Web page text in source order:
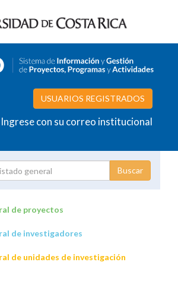
USUARIOS REGISTRADOS
Ingrese con su correo institucional
investigación
de proyectos
de investigadores
de unidades de investigación